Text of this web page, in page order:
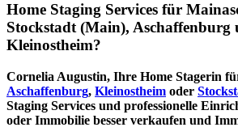
Home Staging Services für
Stockstadt (Main), Aschaffenburg
Kleinostheim?
Cornelia Augustin, Ihre Home Stagerin
Aschaffenburg, Kleinostheim oder
Staging Services und professionelle
oder Immobilie besser verkaufen und